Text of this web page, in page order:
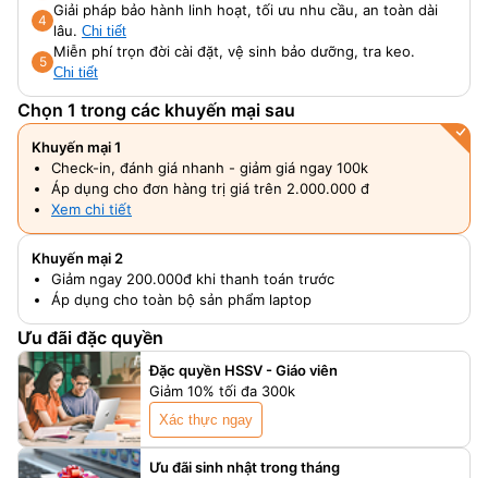
4
Giải pháp bảo hành linh hoạt, tối ưu nhu cầu, an toàn dài
lâu. Chi tiết
5
Miễn phí trọn đời cài đặt, vệ sinh bảo dưỡng, tra keo.
Chi tiết
Chọn 1 trong các khuyến mại sau
Khuyến mại 1
Check-in, đánh giá nhanh - giảm giá ngay 100k
Áp dụng cho đơn hàng trị giá trên 2.000.000 đ
Xem chi tiết
Khuyến mại 2
Giảm ngay 200.000đ khi thanh toán trước
Áp dụng cho toàn bộ sản phẩm laptop
Ưu đãi đặc quyền
Đặc quyền HSSV - Giáo viên
Giảm 10% tối đa 300k
Xác thực ngay
Ưu đãi sinh nhật trong tháng